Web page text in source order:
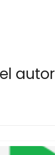
autor